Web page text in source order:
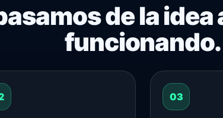
de la idea
funcionando.